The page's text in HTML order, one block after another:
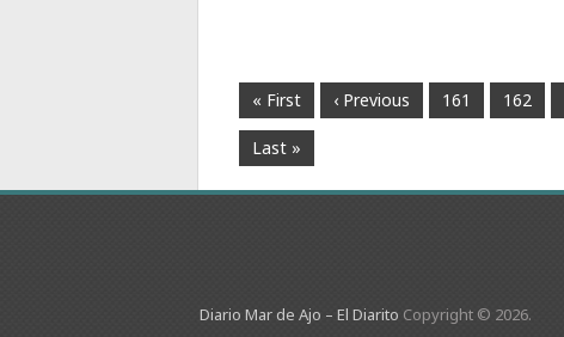
« First ‹ Previous 161 162
Last »
Diario Mar de Ajo – El Diarito Copyright © 2026.